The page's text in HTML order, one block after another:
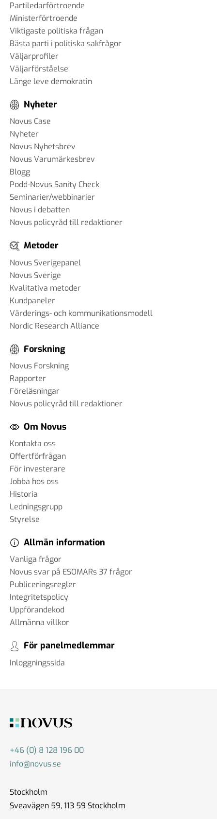
Partiledarförtroende
Ministerförtroende
Viktigaste politiska frågan
Bästa parti i politiska sakfrågor
Väljarprofiler
Väljarförståelse
Länge leve demokratin
Nyheter
Novus Case
Nyheter
Novus Nyhetsbrev
Novus Varumärkesbrev
Blogg
Podd-Novus Sanity Check
Seminarier/webbinarier
Novus i debatten
Novus policyråd till redaktioner
Metoder
Novus Sverigepanel
Novus Sverige
Kvalitativa metoder
Kundpaneler
Värderings- och kommunikationsmodell
Nordic Research Alliance
Forskning
Novus Forskning
Rapporter
Föreläsningar
Novus policyråd till redaktioner
Om Novus
Kontakta oss
Offertförfrågan
För investerare
Jobba hos oss
Historia
Ledningsgrupp
Styrelse
Allmän information
Vanliga frågor
Novus svar på ESOMARs 37 frågor
Publiceringsregler
Integritetspolicy
Uppförandekod
Allmänna villkor
För panelmedlemmar
Inloggningssida
+46 (0) 8 128 196 00
info@novus.se
Stockholm
Sveavägen 59, 113 59 Stockholm